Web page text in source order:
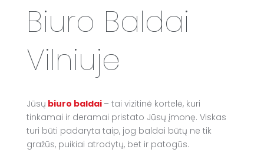
Biuro Baldai
Vilniuje
Jūsų biuro baldai – tai vizitinė kortelė, kuri
tinkamai ir deramai pristato Jūsų įmonę. Viskas
turi būti padaryta taip, jog baldai būtų ne tik
gražūs, puikiai atrodytų, bet ir patogūs.